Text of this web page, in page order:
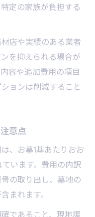
定の家族が負担する
店や実績のある業者
を抑えられる場合が
容や追加費用の項目
ョンは削減すること
意点
、お墓1基あたりおお
います。費用の内訳
の取り出し、墓地の
まれます。
であること、現地調